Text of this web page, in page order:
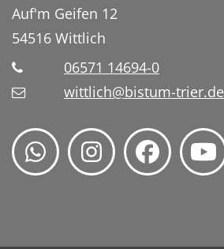
Auf'm Geifen 12
54516 Wittlich
06571 14694-0
wittlich@bistum-trier.de